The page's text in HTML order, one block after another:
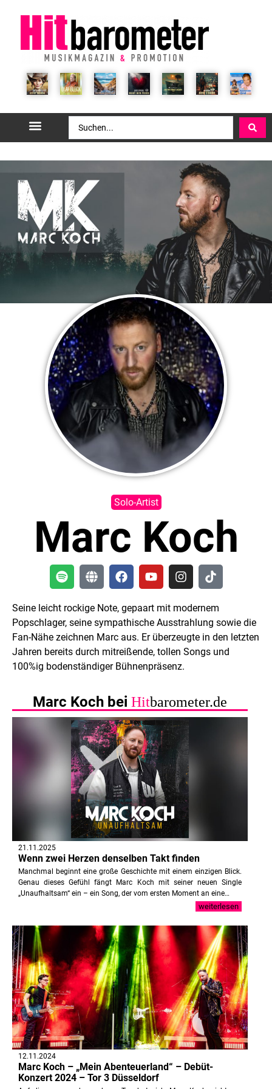
Solo-Artist
Marc Koch
Seine leicht rockige Note, gepaart mit modernem
Popschlager, seine sympathische Ausstrahlung sowie die
Fan-Nähe zeichnen Marc aus. Er überzeugte in den letzten
Jahren bereits durch mitreißende, tollen Songs und
100%ig bodenständiger Bühnenpräsenz.
Marc Koch bei Hitbarometer.de
21.11.2025
Wenn zwei Herzen denselben Takt finden
Manchmal beginnt eine große Geschichte mit einem einzigen Blick.
Genau dieses Gefühl fängt Marc Koch mit seiner neuen Single
„Unaufhaltsam“ ein – ein Song, der vom ersten Moment an eine…
weiterlesen
12.11.2024
Marc Koch – „Mein Abenteuerland“ – Debüt-
Konzert 2024 – Tor 3 Düsseldorf